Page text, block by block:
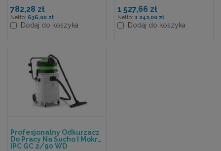
782,28 zł
636,00 zł
Dodaj do koszyka
1 527,66 zł
1 242,00 zł
Dodaj do koszyka
Profesjonalny Odkurzacz
Do Pracy Na Sucho I Mokro
IPC GC 2/90 WD